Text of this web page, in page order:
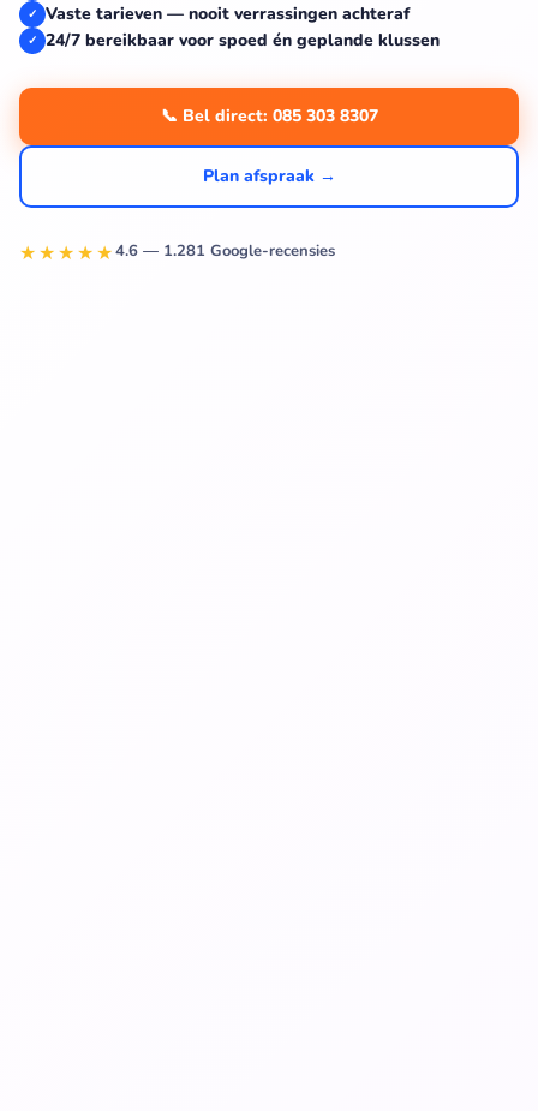
✓ Vaste tarieven — nooit verrassingen achteraf
✓ 24/7 bereikbaar voor spoed én geplande klussen
📞 Bel direct: 085 303 8307
Plan afspraak →
★★★★★4.6 — 1.281 Google-recensies